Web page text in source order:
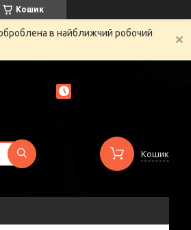
Кошик
в найближчий робочий
Кошик